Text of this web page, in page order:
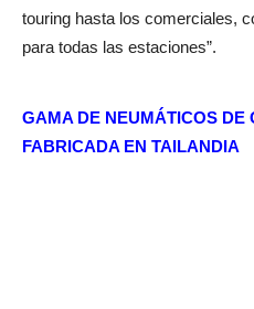
touring hasta los comerciales,
para todas las estaciones”.
GAMA DE NEUMÁTICOS DE
FABRICADA EN TAILANDIA